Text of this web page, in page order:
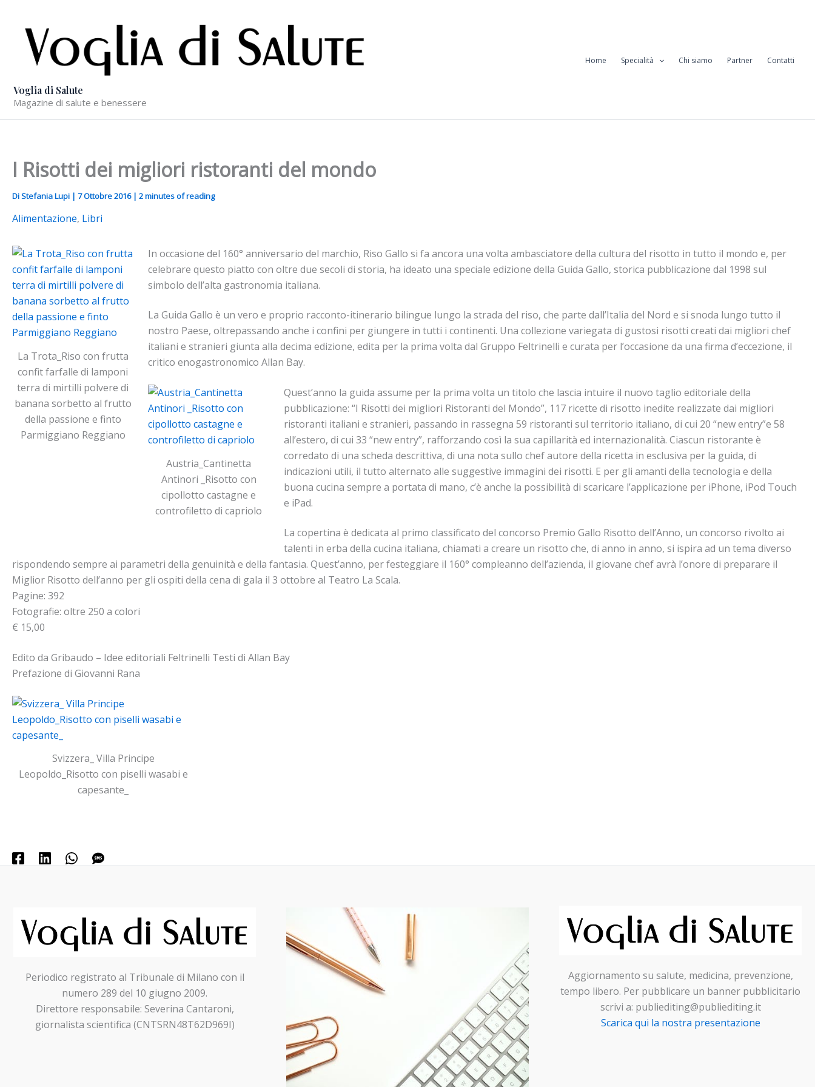
contenuto
Voglia di Salute
Magazine di salute e benessere
Home Specialità Chi siamo Partner Contatti
I Risotti dei migliori ristoranti del mondo
DiStefania Lupi | 7 Ottobre 2016 | 2 minutes of reading
Alimentazione, Libri
La Trota_Riso con frutta
confit farfalle di lamponi
terra di mirtilli polvere di
banana sorbetto al frutto
della passione e finto
Parmiggiano Reggiano
In occasione del 160° anniversario del marchio, Riso Gallo si fa ancora una volta ambasciatore della cultura del risotto in tutto il mondo e, per
celebrare questo piatto con oltre due secoli di storia, ha ideato una speciale edizione della Guida Gallo, storica pubblicazione dal 1998 sul
simbolo dell’alta gastronomia italiana.
La Guida Gallo è un vero e proprio racconto-itinerario bilingue lungo la strada del riso, che parte dall’Italia del Nord e si snoda lungo tutto il
nostro Paese, oltrepassando anche i confini per giungere in tutti i continenti. Una collezione variegata di gustosi risotti creati dai migliori chef
italiani e stranieri giunta alla decima edizione, edita per la prima volta dal Gruppo Feltrinelli e curata per l’occasione da una firma d’eccezione, il
critico enogastronomico Allan Bay.
Austria_Cantinetta
Antinori _Risotto con
cipollotto castagne e
controfiletto di capriolo
Quest’anno la guida assume per la prima volta un titolo che lascia intuire il nuovo taglio editoriale della
pubblicazione: “I Risotti dei migliori Ristoranti del Mondo”, 117 ricette di risotto inedite realizzate dai migliori
ristoranti italiani e stranieri, passando in rassegna 59 ristoranti sul territorio italiano, di cui 20 “new entry”e 58
all’estero, di cui 33 “new entry”, rafforzando così la sua capillarità ed internazionalità. Ciascun ristorante è
corredato di una scheda descrittiva, di una nota sullo chef autore della ricetta in esclusiva per la guida, di
indicazioni utili, il tutto alternato alle suggestive immagini dei risotti. E per gli amanti della tecnologia e della
buona cucina sempre a portata di mano, c’è anche la possibilità di scaricare l’applicazione per iPhone, iPod Touch
e iPad.
La copertina è dedicata al primo classificato del concorso Premio Gallo Risotto dell’Anno, un concorso rivolto ai
talenti in erba della cucina italiana, chiamati a creare un risotto che, di anno in anno, si ispira ad un tema diverso
rispondendo sempre ai parametri della genuinità e della fantasia. Quest’anno, per festeggiare il 160° compleanno dell’azienda, il giovane chef avrà l’onore di preparare il
Miglior Risotto dell’anno per gli ospiti della cena di gala il 3 ottobre al Teatro La Scala.
Pagine: 392
Fotografie: oltre 250 a colori
€ 15,00
Edito da Gribaudo – Idee editoriali Feltrinelli Testi di Allan Bay
Prefazione di Giovanni Rana
Svizzera_ Villa Principe
Leopoldo_Risotto con piselli wasabi e
capesante_
Periodico registrato al Tribunale di Milano con il
numero 289 del 10 giugno 2009.
Direttore responsabile: Severina Cantaroni,
giornalista scientifica (CNTSRN48T62D969I)
Aggiornamento su salute, medicina, prevenzione,
tempo libero. Per pubblicare un banner pubblicitario
scrivi a: publiediting@publiediting.it
Scarica qui la nostra presentazione